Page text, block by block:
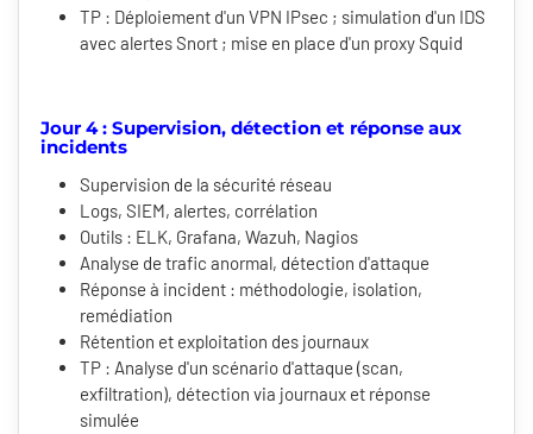
TP : Déploiement d'un VPN IPsec ; simulation d'un IDS
avec alertes Snort ; mise en place d'un proxy Squid
Jour 4 : Supervision, détection et réponse aux
incidents
Supervision de la sécurité réseau
Logs, SIEM, alertes, corrélation
Outils : ELK, Grafana, Wazuh, Nagios
Analyse de trafic anormal, détection d'attaque
Réponse à incident : méthodologie, isolation,
remédiation
Rétention et exploitation des journaux
TP : Analyse d'un scénario d'attaque (scan,
exfiltration), détection via journaux et réponse
simulée